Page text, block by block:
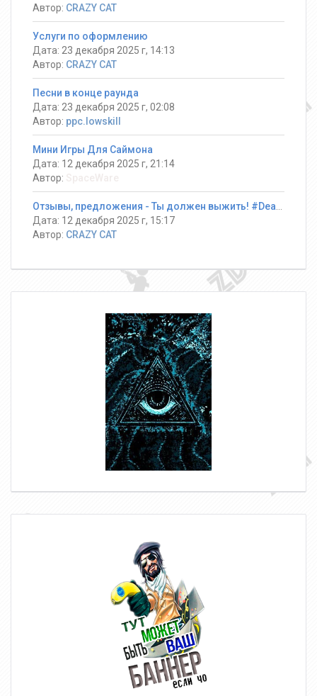
Автор: CRAZY CAT
Услуги по оформлению
Дата: 23 декабря 2025 г, 14:13
Автор: CRAZY CAT
Песни в конце раунда
Дата: 23 декабря 2025 г, 02:08
Автор: ppc.lowskill
Мини Игры Для Саймона
Дата: 12 декабря 2025 г, 21:14
Автор:
Дата: 12 декабря 2025 г, 15:17
Автор: CRAZY CAT